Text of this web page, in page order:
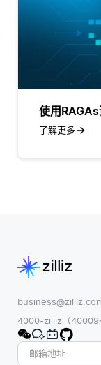
使用
了解更多
4000-zilliz（